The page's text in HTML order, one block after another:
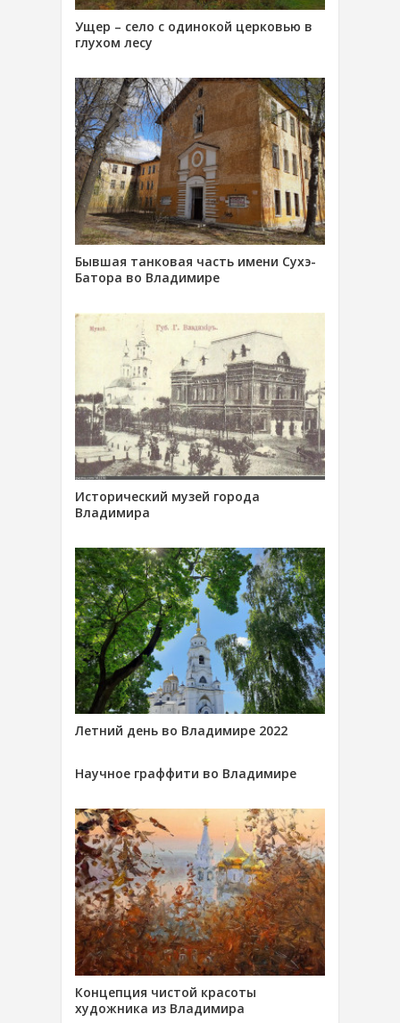
Ущер – село с одинокой церковью в
глухом лесу
Бывшая танковая часть имени Сухэ-
Батора во Владимире
Исторический музей города
Владимира
Летний день во Владимире 2022
Научное граффити во Владимире
Концепция чистой красоты
художника из Владимира